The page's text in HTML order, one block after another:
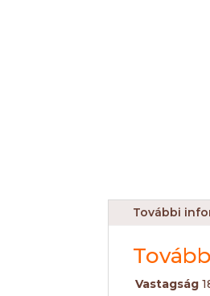
További
Vastagság